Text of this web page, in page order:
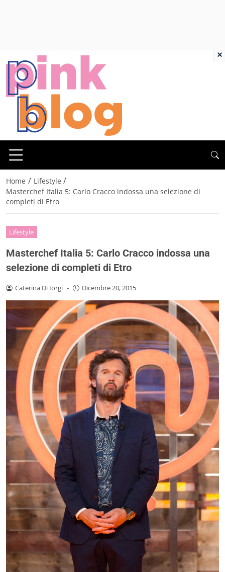
Home / Lifestyle /
Masterchef Italia 5: Carlo Cracco indossa una selezione di
completi di Etro
Lifestyle
Masterchef Italia 5: Carlo Cracco indossa una
selezione di completi di Etro
Caterina Di Iorgi - Dicembre 20, 2015
×